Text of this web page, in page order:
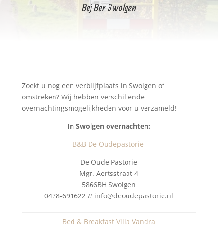
Bej Ber Swolgen
Zoekt u nog een verblijfplaats in Swolgen of
omstreken? Wij hebben verschillende
overnachtingsmogelijkheden voor u verzameld!
In Swolgen overnachten:
B&B De Oudepastorie
De Oude Pastorie
Mgr. Aertsstraat 4
5866BH Swolgen
0478-691622 // info@deoudepastorie.nl
Bed & Breakfast Villa Vandra